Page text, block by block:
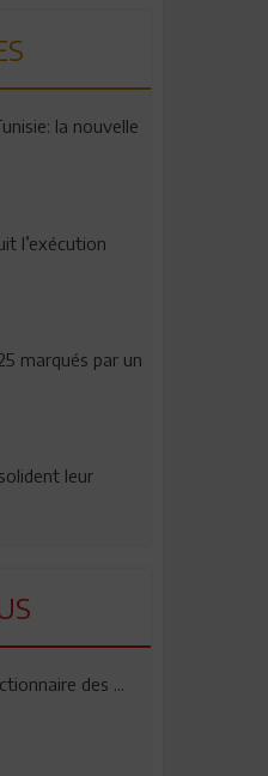
la nouvelle
l’exécution
marqués par un
leur
des ...